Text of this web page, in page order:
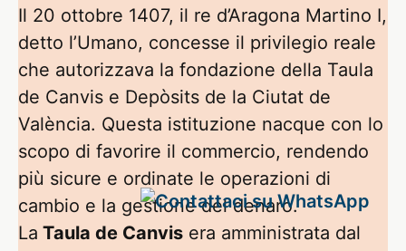
Il 20 ottobre 1407, il re d’Aragona Martino I,
detto l’Umano, concesse il privilegio reale
che autorizzava la fondazione della Taula
de Canvis e Depòsits de la Ciutat de
València. Questa istituzione nacque con lo
scopo di favorire il commercio, rendendo
più sicure e ordinate le operazioni di
cambio e la gestione del denaro.
La Taula de Canvis era amministrata dal